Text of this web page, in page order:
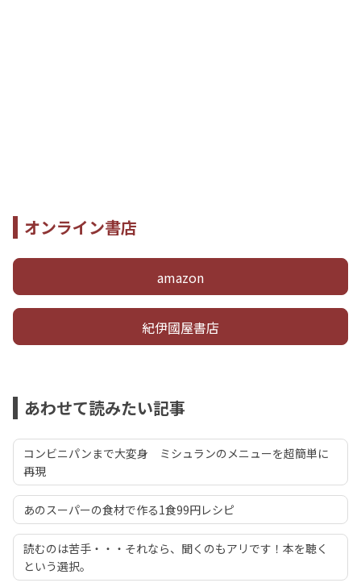
オンライン書店
amazon
紀伊國屋書店
あわせて読みたい記事
コンビニパンまで大変身 ミシュランのメニューを超簡単に
再現
あのスーパーの食材で作る1食99円レシピ
読むのは苦手・・・それなら、聞くのもアリです！本を聴く
という選択。